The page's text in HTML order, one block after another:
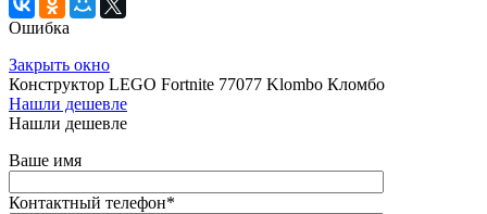
Ошибка
Закрыть окно
Конструктор LEGO Fortnite 77077 Klombo Кломбо
Нашли дешевле
Нашли дешевле
Ваше имя
Контактный телефон*